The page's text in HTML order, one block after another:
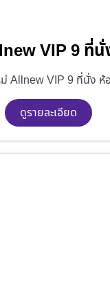
VIP 9 ที่นั่
ม่ Allnew VIP 9 ที่นั่ง ห้
ดูรายละเอียด